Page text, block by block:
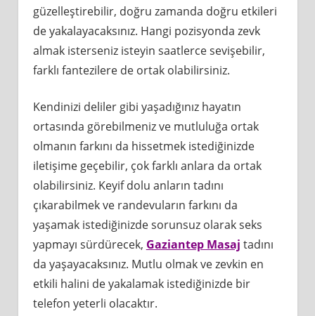
güzelleştirebilir, doğru zamanda doğru etkileri
de yakalayacaksınız. Hangi pozisyonda zevk
almak isterseniz isteyin saatlerce sevişebilir,
farklı fantezilere de ortak olabilirsiniz.
Kendinizi deliler gibi yaşadığınız hayatın
ortasında görebilmeniz ve mutluluğa ortak
olmanın farkını da hissetmek istediğinizde
iletişime geçebilir, çok farklı anlara da ortak
olabilirsiniz. Keyif dolu anların tadını
çıkarabilmek ve randevuların farkını da
yaşamak istediğinizde sorunsuz olarak seks
yapmayı sürdürecek, Gaziantep Masaj tadını
da yaşayacaksınız. Mutlu olmak ve zevkin en
etkili halini de yakalamak istediğinizde bir
telefon yeterli olacaktır.